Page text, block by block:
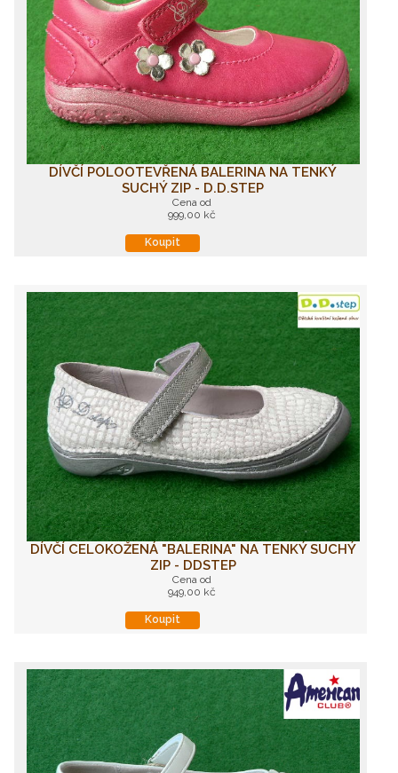
DÍVČÍ POLOOTEVŘENÁ BALERINA NA TENKÝ
SUCHÝ ZIP - D.D.STEP
Cena od
999,00 kč
Koupit
DÍVČÍ CELOKOŽENÁ "BALERINA" NA TENKÝ SUCHÝ
ZIP - DDSTEP
Cena od
949,00 kč
Koupit